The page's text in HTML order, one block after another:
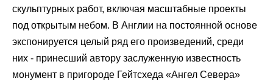
скульптурных работ, включая масштабные проекты
под открытым небом. В Англии на постоянной основе
экспонируется целый ряд его произведений, среди
них - принесший автору заслуженную известность
монумент в пригороде Гейтсхеда «Ангел Севера»